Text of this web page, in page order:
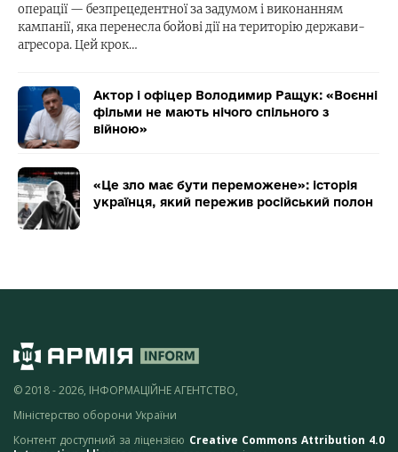
операції — безпрецедентної за задумом і виконанням
кампанії, яка перенесла бойові дії на територію держави-
агресора. Цей крок…
Актор і офіцер Володимир Ращук: «Воєнні
фільми не мають нічого спільного з
війною»
«Це зло має бути переможене»: історія
українця, який пережив російський полон
© 2018 - 2026, ІНФОРМАЦІЙНЕ АГЕНТСТВО,
Міністерство оборони України
Контент доступний за ліцензією Creative Commons Attribution 4.0